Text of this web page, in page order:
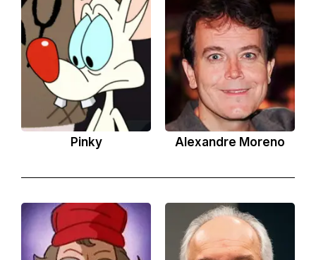
Pinky Alexandre Moreno